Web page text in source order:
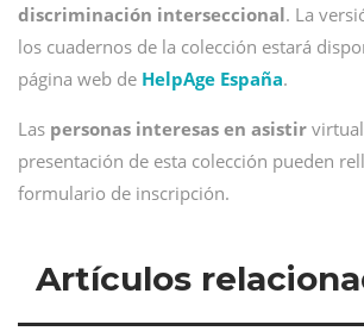
discriminación interseccional. La
los cuadernos de la colección estará
página web de HelpAge España.
Las personas interesas en asistir
presentación de esta colección pueden
formulario de inscripción.
Artículos